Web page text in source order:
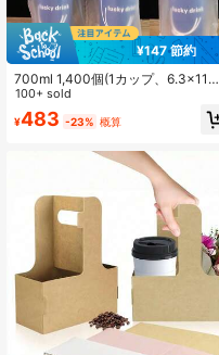
¥147 節約
700ml 1,400個(1カップ、6.3x11イ
ンチ) 700個(2カップ、12.6x11イン
チ) 100個 フロスト クリア ハンドル
入り ドリンク用ポリ袋、ミルクテ
ーヒー宅配用プラスチックパッケー
ジバッグ、コーヒーショップ/レスト
ラン/バー用ポータブル テイクアウ
バッグ
100+ sold
¥483 -23% 概算